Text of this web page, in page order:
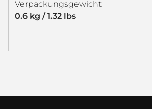
Verpackungsgewicht
0.6 kg / 1.32 lbs